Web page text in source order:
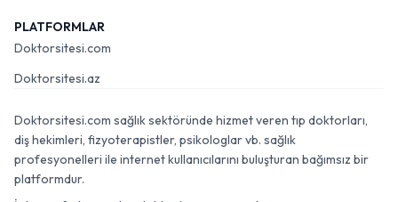
PLATFORMLAR
Doktorsitesi.com
Doktorsitesi.az
Doktorsitesi.com sağlık sektöründe hizmet veren tıp doktorları,
diş hekimleri, fizyoterapistler, psikologlar vb. sağlık
profesyonelleri ile internet kullanıcılarını buluşturan bağımsız bir
platformdur.